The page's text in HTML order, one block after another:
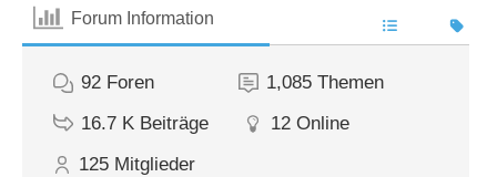
Forum Information
92 Foren 1,085 Themen
16.7 K Beiträge 12 Online
125 Mitglieder